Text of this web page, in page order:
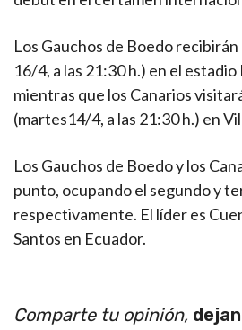
Los Gauchos de Boedo recibirán
16/4, a las 21:30 h.) en el
mientras que los Canarios
(martes14/4, a las 21:30 h.) en
Los Gauchos de Boedo y los
punto, ocupando el segundo y
respectivamente. El líder es
Santos en Ecuador.
Comparte tu opinión,